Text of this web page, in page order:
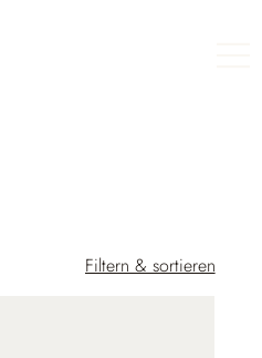
Filtern & sortieren